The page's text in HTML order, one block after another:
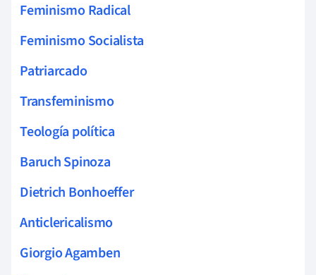
Feminismo Radical
Feminismo Socialista
Patriarcado
Transfeminismo
Teología política
Baruch Spinoza
Dietrich Bonhoeffer
Anticlericalismo
Giorgio Agamben